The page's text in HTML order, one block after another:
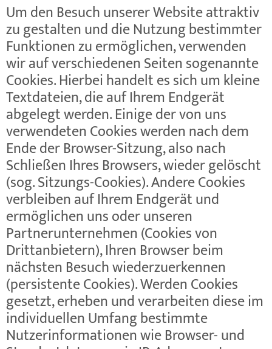
Um den Besuch unserer Website attraktiv
zu gestalten und die Nutzung bestimmter
Funktionen zu ermöglichen, verwenden
wir auf verschiedenen Seiten sogenannte
Cookies. Hierbei handelt es sich um kleine
Textdateien, die auf Ihrem Endgerät
abgelegt werden. Einige der von uns
verwendeten Cookies werden nach dem
Ende der Browser-Sitzung, also nach
Schließen Ihres Browsers, wieder gelöscht
(sog. Sitzungs-Cookies). Andere Cookies
verbleiben auf Ihrem Endgerät und
ermöglichen uns oder unseren
Partnerunternehmen (Cookies von
Drittanbietern), Ihren Browser beim
nächsten Besuch wiederzuerkennen
(persistente Cookies). Werden Cookies
gesetzt, erheben und verarbeiten diese im
individuellen Umfang bestimmte
Nutzerinformationen wie Browser- und